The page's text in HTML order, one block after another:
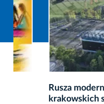
Rusza modernizacja
krakowskich